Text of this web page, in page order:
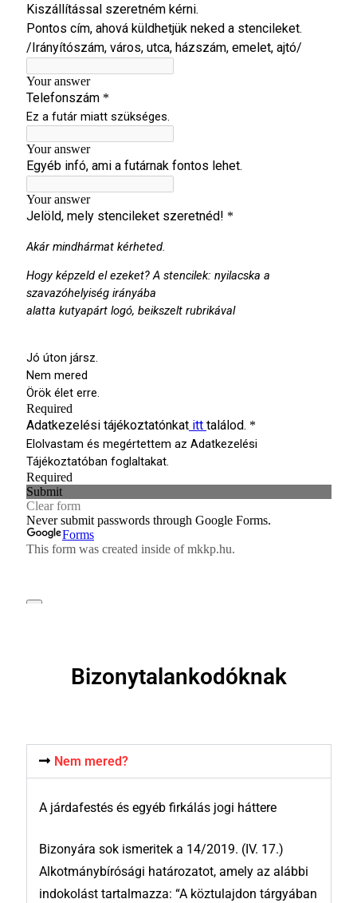
Bizonytalankodóknak
Nem mered?
A járdafestés és egyéb firkálás jogi háttere
Bizonyára sok ismeritek a 14/2019. (IV. 17.)
Alkotmánybírósági határozatot, amely az alábbi
indokolást tartalmazza: “A köztulajdon tárgyában